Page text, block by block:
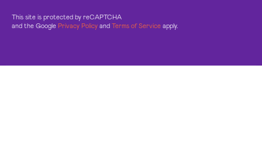
This site is protected by reCAPTCHA
and the Google Privacy Policy and Terms of Service apply.